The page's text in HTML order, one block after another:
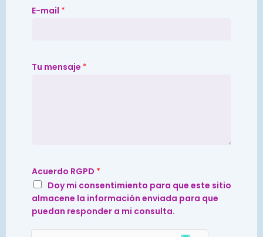
E-mail *
E
-
l
E
-
m
a
i
Tu mensaje *
Acuerdo RGPD *
Doy mi consentimiento para que este sitio
almacene la información enviada para que
puedan responder a mi consulta.